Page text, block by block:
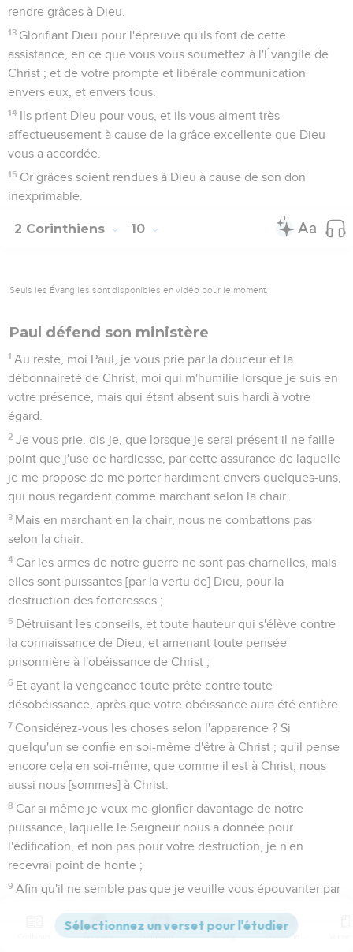
rendre grâces à Dieu.
13 Glorifiant Dieu pour l'épreuve qu'ils font de cette
assistance, en ce que vous vous soumettez à l'Évangile de
Christ ; et de votre prompte et libérale communication
envers eux, et envers tous.
14 Ils prient Dieu pour vous, et ils vous aiment très
affectueusement à cause de la grâce excellente que Dieu
vous a accordée.
15 Or grâces soient rendues à Dieu à cause de son don
inexprimable.
2 Corinthiens 10
Seuls les Évangiles sont disponibles en vidéo pour le moment.
Paul défend son ministère
1 Au reste, moi Paul, je vous prie par la douceur et la
débonnaireté de Christ, moi qui m'humilie lorsque je suis en
votre présence, mais qui étant absent suis hardi à votre
égard.
2 Je vous prie, dis-je, que lorsque je serai présent il ne faille
point que j'use de hardiesse, par cette assurance de laquelle
je me propose de me porter hardiment envers quelques-uns,
qui nous regardent comme marchant selon la chair.
3 Mais en marchant en la chair, nous ne combattons pas
selon la chair.
4 Car les armes de notre guerre ne sont pas charnelles, mais
elles sont puissantes [par la vertu de] Dieu, pour la
destruction des forteresses ;
5 Détruisant les conseils, et toute hauteur qui s'élève contre
la connaissance de Dieu, et amenant toute pensée
prisonnière à l'obéissance de Christ ;
6 Et ayant la vengeance toute prête contre toute
désobéissance, après que votre obéissance aura été entière.
7 Considérez-vous les choses selon l'apparence ? Si
quelqu'un se confie en soi-même d'être à Christ ; qu'il pense
encore cela en soi-même, que comme il est à Christ, nous
aussi nous [sommes] à Christ.
8 Car si même je veux me glorifier davantage de notre
puissance, laquelle le Seigneur nous a donnée pour
l'édification, et non pas pour votre destruction, je n'en
recevrai point de honte ;
9 Afin qu'il ne semble pas que je veuille vous épouvanter par
Car mes Lettres (disent-ils) sont bien graves et fortes, mais
Versions Commentaires Strong